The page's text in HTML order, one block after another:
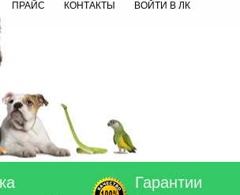
ПРАЙС КОНТАКТЫ ВОЙТИ В ЛК
Гарантии